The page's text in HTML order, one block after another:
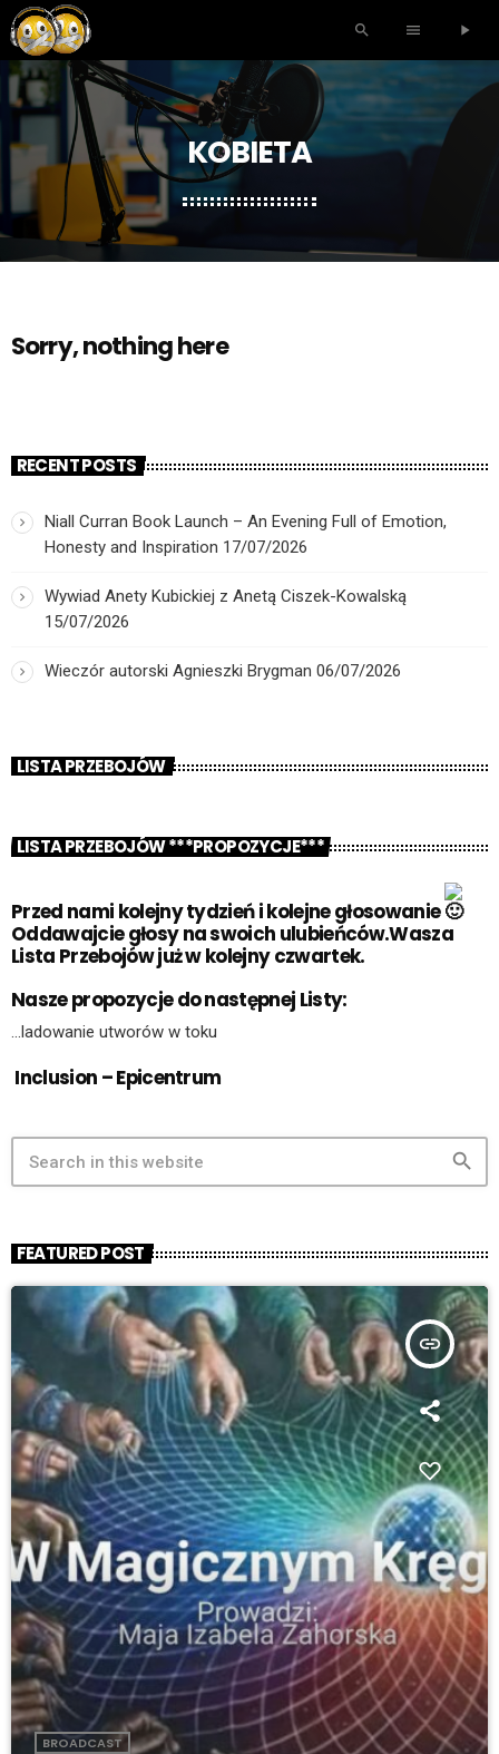
search menu play_arrow
KOBIETA
Sorry, nothing here
RECENT POSTS
Niall Curran Book Launch – An Evening Full of Emotion,
Honesty and Inspiration 17/07/2026
Wywiad Anety Kubickiej z Anetą Ciszek-Kowalską
15/07/2026
Wieczór autorski Agnieszki Brygman 06/07/2026
LISTA PRZEBOJÓW
LISTA PRZEBOJÓW ***PROPOZYCJE***
Przed nami kolejny tydzień i kolejne głosowanie
Oddawajcie głosy na swoich ulubieńców.Wasza
Lista Przebojów już w kolejny czwartek.
Nasze propozycje do następnej Listy:
…ladowanie utworów w toku
Inclusion – Epicentrum
search
FEATURED POST
insert_link
BROADCAST